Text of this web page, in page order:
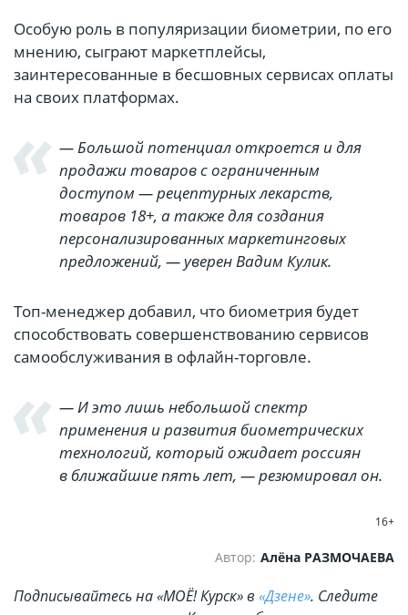
Особую роль в популяризации биометрии, по его
мнению, сыграют маркетплейсы,
заинтересованные в бесшовных сервисах оплаты
на своих платформах.
— Большой потенциал откроется и для
продажи товаров с ограниченным
доступом — рецептурных лекарств,
товаров 18+, а также для создания
персонализированных маркетинговых
предложений, — уверен Вадим Кулик.
Топ-менеджер добавил, что биометрия будет
способствовать совершенствованию сервисов
самообслуживания в офлайн-торговле.
— И это лишь небольшой спектр
применения и развития биометрических
технологий, который ожидает россиян
в ближайшие пять лет, — резюмировал он.
16+
Автор: Алёна РАЗМОЧАЕВА
Подписывайтесь на «МОЁ! Курск» в «Дзене». Cледите